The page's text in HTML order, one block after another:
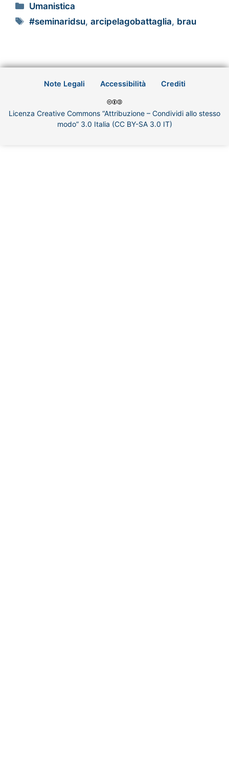
Umanistica
#seminaridsu,arcipelagobattaglia, brau
Note Legali Accessibilità Crediti
Licenza Creative Commons “Attribuzione – Condividi allo stesso
modo” 3.0 Italia (CC BY-SA 3.0 IT)